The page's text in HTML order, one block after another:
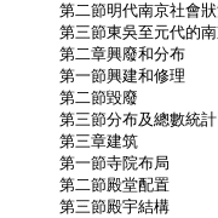
第二節明代南京社會
第三節東吳至元代的
第二章興廢和分布
第一節興建和修理
第二節毀廢
第三節分布及總數統計
第三章建筑
第一節寺院布局
第二節殿堂配置
第三節殿宇結構